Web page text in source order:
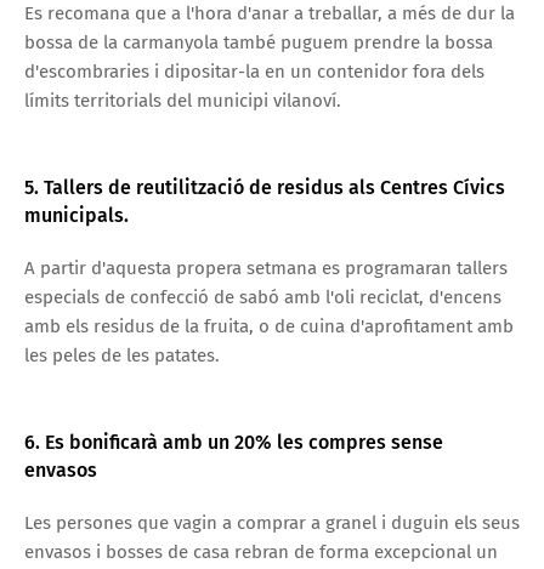
Es recomana que a l'hora d'anar a treballar, a més de dur la
bossa de la carmanyola també puguem prendre la bossa
d'escombraries i dipositar-la en un contenidor fora dels
límits territorials del municipi vilanoví.
5. Tallers de reutilització de residus als Centres Cívics
municipals.
A partir d'aquesta propera setmana es programaran tallers
especials de confecció de sabó amb l'oli reciclat, d'encens
amb els residus de la fruita, o de cuina d'aprofitament amb
les peles de les patates.
6. Es bonificarà amb un 20% les compres sense
envasos
Les persones que vagin a comprar a granel i duguin els seus
envasos i bosses de casa rebran de forma excepcional un